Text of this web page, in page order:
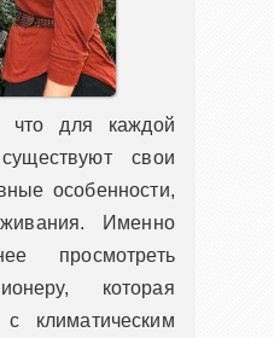
что для каждой
свои
особенности,
Именно
просмотреть
которая
с климатическим